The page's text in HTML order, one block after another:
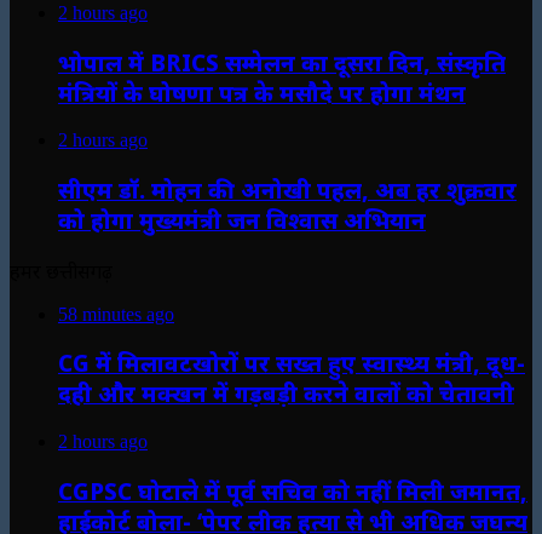
2 hours ago
भोपाल में BRICS सम्मेलन का दूसरा दिन, संस्कृति
मंत्रियों के घोषणा पत्र के मसौदे पर होगा मंथन
2 hours ago
सीएम डॉ. मोहन की अनोखी पहल, अब हर शुक्रवार
को होगा मुख्यमंत्री जन विश्वास अभियान
58 minutes ago
CG में मिलावटखोरों पर सख्त हुए स्वास्थ्य मंत्री, दूध-
दही और मक्खन में गड़बड़ी करने वालों को चेतावनी
2 hours ago
CGPSC घोटाले में पूर्व सचिव को नहीं मिली जमानत,
हाईकोर्ट बोला- ‘पेपर लीक हत्या से भी अधिक जघन्य